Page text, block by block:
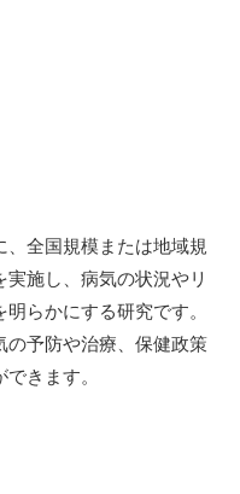
全国規模または地域規
施し、病気の状況やリ
らかにする研究です。
の予防や治療、保健政策
きます。